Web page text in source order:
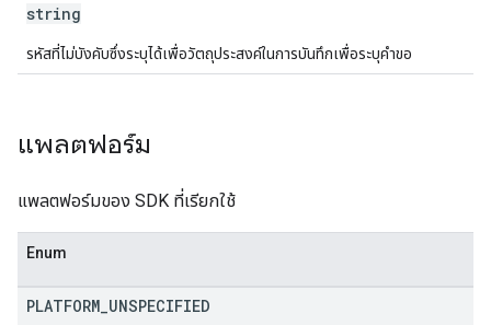
string
รหัสที่ไม่บังคับซึ่งระบุได้เพื่อวัตถุประสงค์ในการบันทึกเพื่อระบุคำขอ
แพลตฟอร์ม
แพลตฟอร์มของ SDK ที่เรียกใช้
Enum
PLATFORM UNSPECIFIED